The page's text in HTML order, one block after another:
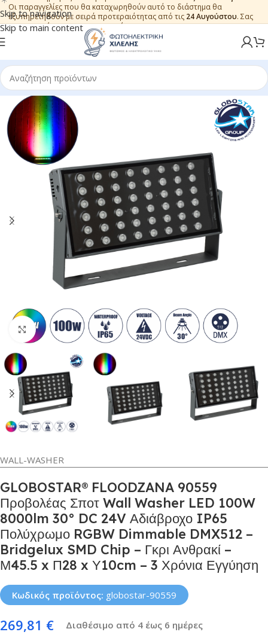
Skip to navigation
Skip to main content
Οι παραγγελίες που θα καταχωρηθούν αυτό το διάστημα θα
εξυπηρετηθούν με σειρά προτεραιότητας από τις 24 Αυγούστου. Σας
ευχαριστούμε για την εμπιστοσύνη.
Κλικ για μεγέθυνση
WALL-WASHER
GLOBOSTAR® FLOODZANA 90559
Προβολέας Σποτ Wall Washer LED 100W
8000lm 30° DC 24V Αδιάβροχο IP65
Πολύχρωμο RGBW Dimmable DMX512 –
Bridgelux SMD Chip – Γκρι Ανθρακί –
Μ45.5 x Π28 x Υ10cm – 3 Χρόνια Εγγύηση
Κωδικός προϊόντος: globostar-90559
269,81 € Διαθέσιμο από 4 έως 6 ημέρες